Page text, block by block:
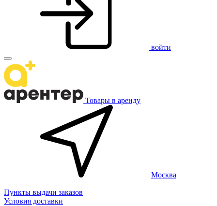
войти
Товары в аренду
Москва
Пункты выдачи заказов
Условия доставки